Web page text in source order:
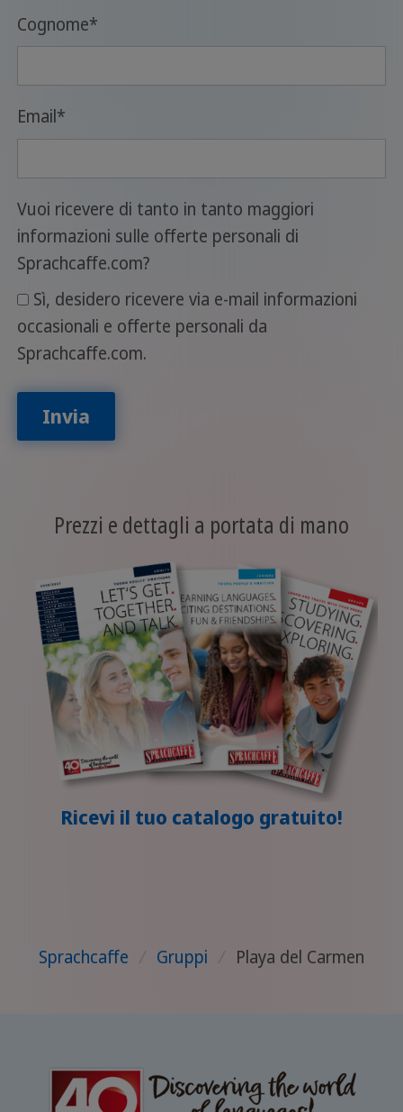
Cognome*
Email*
Vuoi ricevere di tanto in tanto maggiori
informazioni sulle offerte personali di
Sprachcaffe.com?
occasionali e offerte personali da
Sprachcaffe.com.
Invia
Prezzi e dettagli a portata di mano
Ricevi il tuo catalogo gratuito!
Sprachcaffe / Gruppi / Playa del Carmen